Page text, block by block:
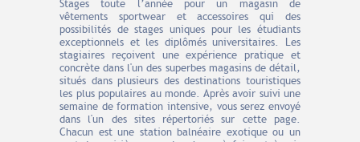
Stages toute l’année pour un magasin de
vêtements sportwear et accessoires qui des
possibilités de stages uniques pour les étudiants
exceptionnels et les diplômés universitaires. Les
stagiaires reçoivent une expérience pratique et
concrète dans l'un des superbes magasins de détail,
situés dans plusieurs des destinations touristiques
les plus populaires au monde. Après avoir suivi une
semaine de formation intensive, vous serez envoyé
dans l'un des sites répertoriés sur cette page.
Chacun est une station balnéaire exotique ou un